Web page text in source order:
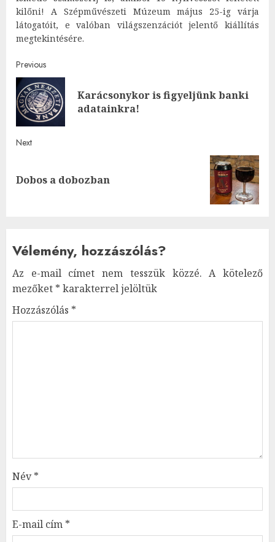
kilőni! A Szépművészeti Múzeum május 25-ig várja
látogatóit, e valóban világszenzációt jelentő kiállítás
megtekintésére.
Post
navigation
Previous
Karácsonykor is figyeljünk banki
adatainkra!
Next
Next
Dobos a dobozban
Vélemény, hozzászólás?
Az e-mail címet nem tesszük közzé. A kötelező
mezőket * karakterrel jelöltük
Hozzászólás *
Név*
E-mail cím *